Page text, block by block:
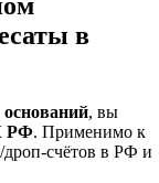
в
оснований, вы
РФ. Применимо к
счётов в РФ и